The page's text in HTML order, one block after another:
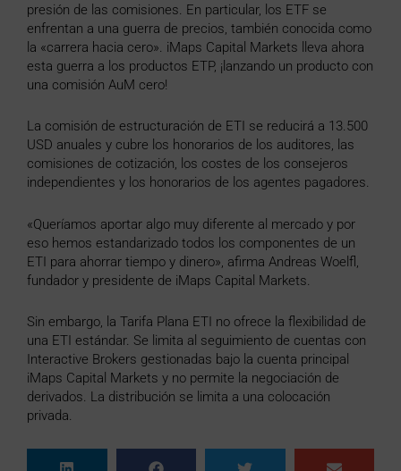
presión de las comisiones. En particular, los ETF se
enfrentan a una guerra de precios, también conocida como
la «carrera hacia cero». iMaps Capital Markets lleva ahora
esta guerra a los productos ETP, ¡lanzando un producto con
una comisión AuM cero!
La comisión de estructuración de ETI se reducirá a 13.500
USD anuales y cubre los honorarios de los auditores, las
comisiones de cotización, los costes de los consejeros
independientes y los honorarios de los agentes pagadores.
«Queríamos aportar algo muy diferente al mercado y por
eso hemos estandarizado todos los componentes de un
ETI para ahorrar tiempo y dinero», afirma Andreas Woelfl,
fundador y presidente de iMaps Capital Markets.
Sin embargo, la Tarifa Plana ETI no ofrece la flexibilidad de
una ETI estándar. Se limita al seguimiento de cuentas con
Interactive Brokers gestionadas bajo la cuenta principal
iMaps Capital Markets y no permite la negociación de
derivados. La distribución se limita a una colocación
privada.